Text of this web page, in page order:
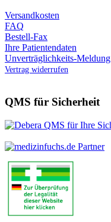
Versandkosten
FAQ
Bestell-Fax
Ihre Patientendaten
Unverträglichkeits-Meldung
Vertrag widerrufen
QMS für Sicherheit